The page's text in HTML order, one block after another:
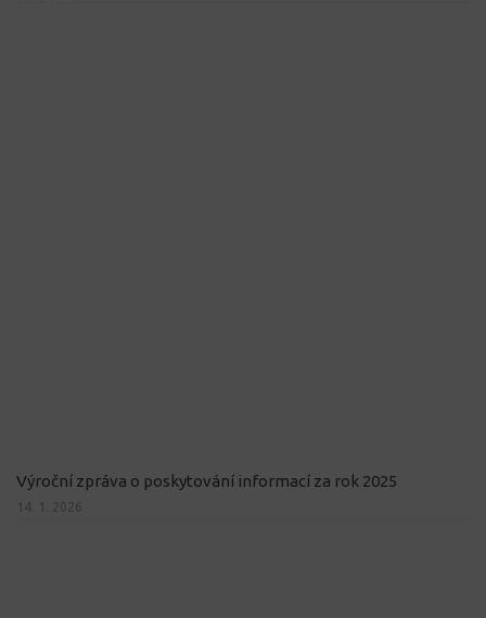
Výroční zpráva o poskytování informací za rok 2025
14. 1. 2026